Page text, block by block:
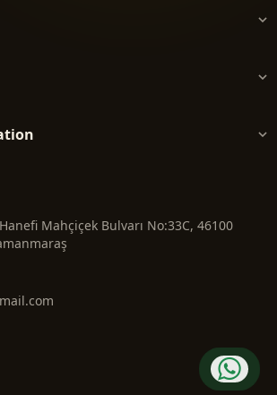
Mahçiçek Bulvarı No:33C, 46100